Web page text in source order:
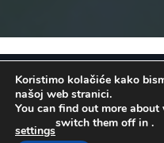
OSATINA GRUPA
byINFOS Osijek
Koristimo kolačiće kako
našoj web stranici.
You can find out more
switch them off in
settings
.